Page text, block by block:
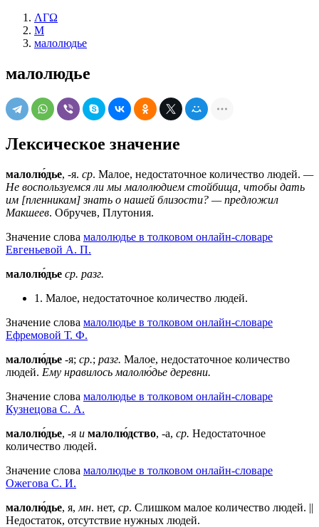
ΛΓΩ
М
малолюдье
малолюдье
Лексическое значение
малолю́дье, -я. ср. Малое, недостаточное количество людей. —
Не воспользуемся ли мы малолюдием стойбища, чтобы дать
им [пленникам] знать о нашей близости? — предложил
Макшеев. Обручев, Плутония.
Значение слова малолюдье в толковом онлайн-словаре
Евгеньевой А. П.
малолю́дье ср. разг.
1. Малое, недостаточное количество людей.
Значение слова малолюдье в толковом онлайн-словаре
Ефремовой Т. Ф.
малолю́дье -я; ср.; разг. Малое, недостаточное количество
людей. Ему нравилось малолю́дье деревни.
Значение слова малолюдье в толковом онлайн-словаре
Кузнецова С. А.
малолю́дье, -я и малолю́дство, -а, ср. Недостаточное
количество людей.
Значение слова малолюдье в толковом онлайн-словаре
Ожегова C. И.
малолю́дье, я, мн. нет, ср. Слишком малое количество людей. ||
Недостаток, отсутствие нужных людей.